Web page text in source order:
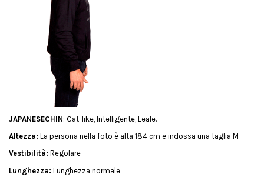
JAPANESECHIN: Cat-like, Intelligente, Leale.
Altezza: La persona nella foto è alta 184 cm e indossa una taglia M
Vestibilità: Regolare
Lunghezza: Lunghezza normale